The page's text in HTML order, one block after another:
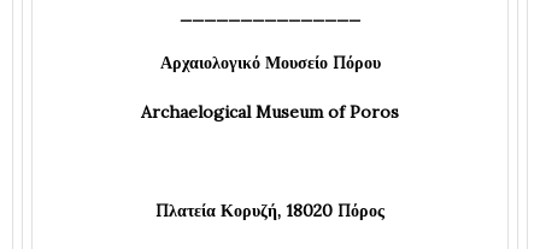
Αρχαιολογικό Μουσείο Πόρου
Archaelogical Museum of Poros
Πλατεία Κορυζή, 18020 Πόρος